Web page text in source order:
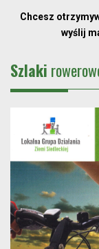
Chcesz
wyślij
Szlaki